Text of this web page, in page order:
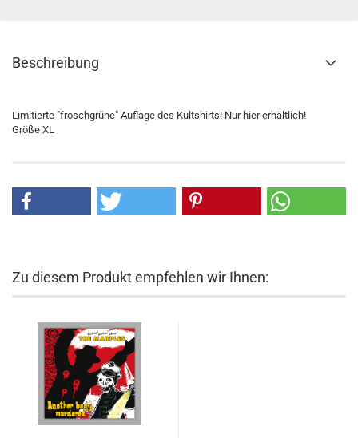
Beschreibung
Limitierte "froschgrüne" Auflage des Kultshirts! Nur hier erhältlich!
Größe XL
Zu diesem Produkt empfehlen wir Ihnen: